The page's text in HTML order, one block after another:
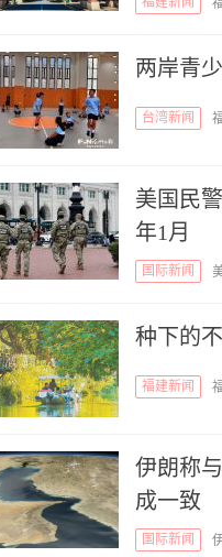
两岸青
台湾新闻
美国民
年1月
国际新闻
种下的
福建新闻
伊朗称
成一致
国际新闻